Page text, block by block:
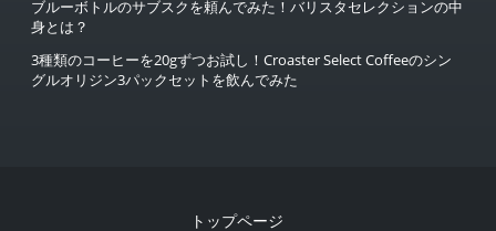
ブルーボトルのサブスクを頼んでみた！バリスタセレクションの中
身とは？
3種類のコーヒーを20gずつお試し！Croaster Select Coffeeのシン
グルオリジン3パックセットを飲んでみた
トップページ